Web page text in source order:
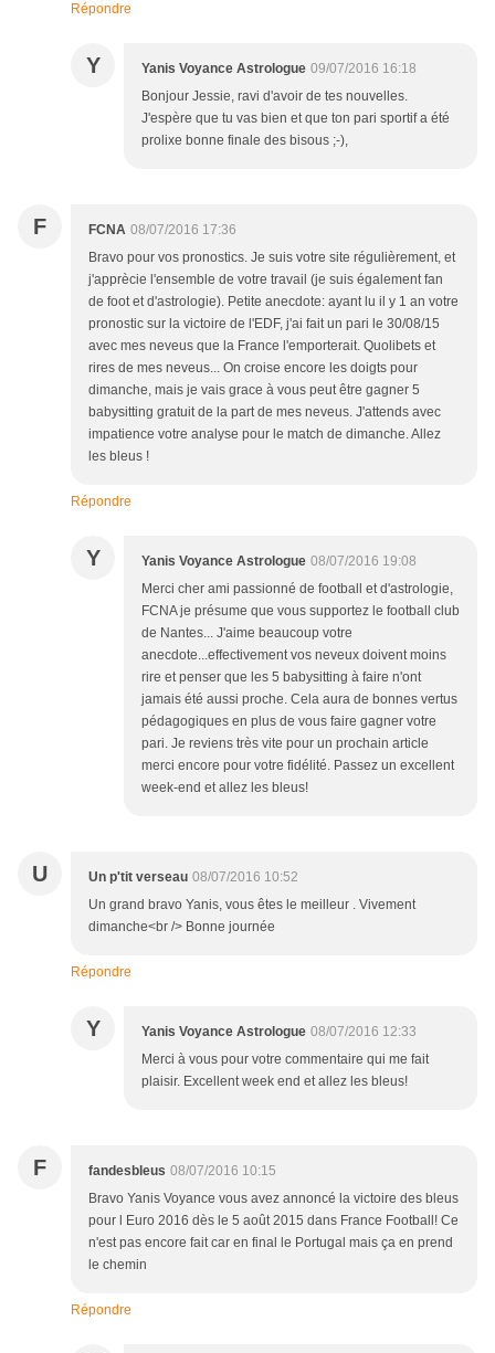
Répondre
Y Yanis Voyance Astrologue 09/07/2016 16:18
Bonjour Jessie, ravi d'avoir de tes nouvelles.
J'espère que tu vas bien et que ton pari sportif a été
prolixe bonne finale des bisous ;-),
F FCNA 08/07/2016 17:36
Bravo pour vos pronostics. Je suis votre site régulièrement, et
j'apprècie l'ensemble de votre travail (je suis également fan
de foot et d'astrologie). Petite anecdote: ayant lu il y 1 an votre
pronostic sur la victoire de l'EDF, j'ai fait un pari le 30/08/15
avec mes neveus que la France l'emporterait. Quolibets et
rires de mes neveus... On croise encore les doigts pour
dimanche, mais je vais grace à vous peut être gagner 5
babysitting gratuit de la part de mes neveus. J'attends avec
impatience votre analyse pour le match de dimanche. Allez
les bleus !
Répondre
Y Yanis Voyance Astrologue 08/07/2016 19:08
Merci cher ami passionné de football et d'astrologie,
FCNA je présume que vous supportez le football club
de Nantes... J'aime beaucoup votre
anecdote...effectivement vos neveux doivent moins
rire et penser que les 5 babysitting à faire n'ont
jamais été aussi proche. Cela aura de bonnes vertus
pédagogiques en plus de vous faire gagner votre
pari. Je reviens très vite pour un prochain article
merci encore pour votre fidélité. Passez un excellent
week-end et allez les bleus!
U Un p'tit verseau 08/07/2016 10:52
Un grand bravo Yanis, vous êtes le meilleur . Vivement
dimanche<br /> Bonne journée
Répondre
Y Yanis Voyance Astrologue 08/07/2016 12:33
Merci à vous pour votre commentaire qui me fait
plaisir. Excellent week end et allez les bleus!
F fandesbleus 08/07/2016 10:15
Bravo Yanis Voyance vous avez annoncé la victoire des bleus
pour l Euro 2016 dès le 5 août 2015 dans France Football! Ce
n'est pas encore fait car en final le Portugal mais ça en prend
le chemin
Répondre